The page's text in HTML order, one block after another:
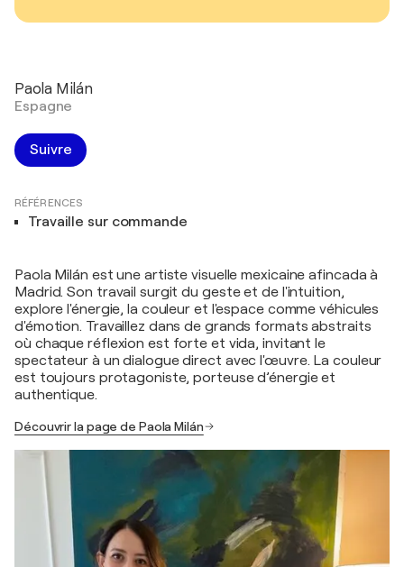
Paola Milán
Espagne
Suivre
RÉFÉRENCES
Travaille sur commande
Paola Milán est une artiste visuelle mexicaine afincada à
Madrid. Son travail surgit du geste et de l'intuition,
explore l'énergie, la couleur et l'espace comme véhicules
d'émotion. Travaillez dans de grands formats abstraits
où chaque réflexion est forte et vida, invitant le
spectateur à un dialogue direct avec l'œuvre. La couleur
est toujours protagoniste, porteuse d’énergie et
authentique.
Découvrir la page de Paola Milán